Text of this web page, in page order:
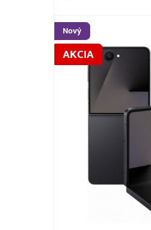
Nový
AKCIA